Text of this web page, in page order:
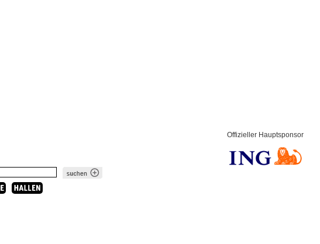
Offizieller Hauptsponsor